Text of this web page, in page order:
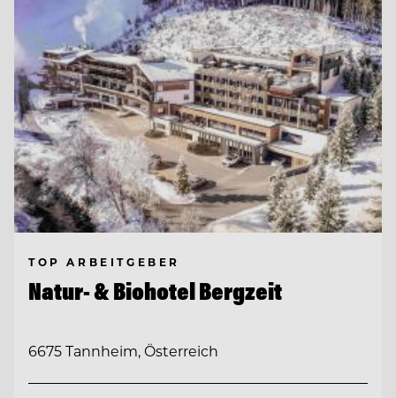
TOP ARBEITGEBER
Natur- & Biohotel Bergzeit
6675 Tannheim, Österreich